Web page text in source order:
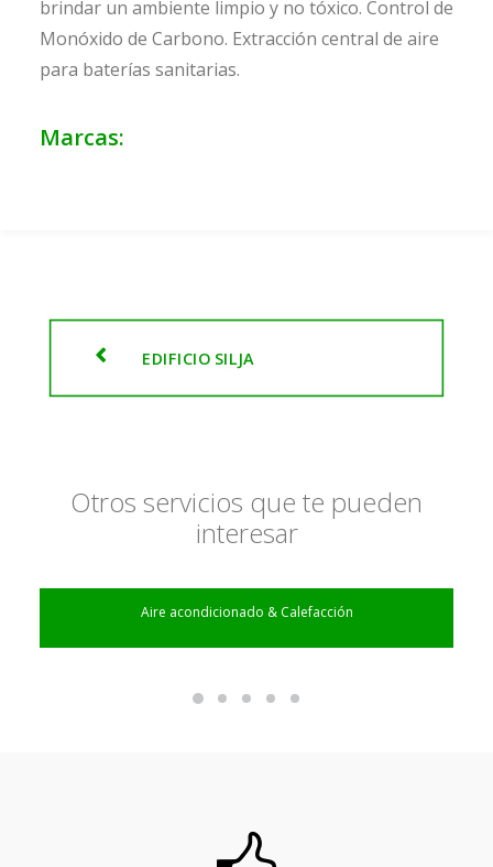
brindar un ambiente limpio y no tóxico. Control de
Monóxido de Carbono. Extracción central de aire
para baterías sanitarias.
Marcas:
EDIFICIO SILJA
Otros servicios que te pueden
interesar
Aire acondicionado & Calefacción